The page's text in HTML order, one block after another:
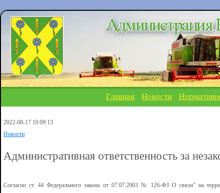
Главная Новости
2022-08-17 10:09:13
Новости
Административная ответственность за
Согласно ст. 44 Федерального закона от 07.07.2003 № 126-ФЗ О связи" на